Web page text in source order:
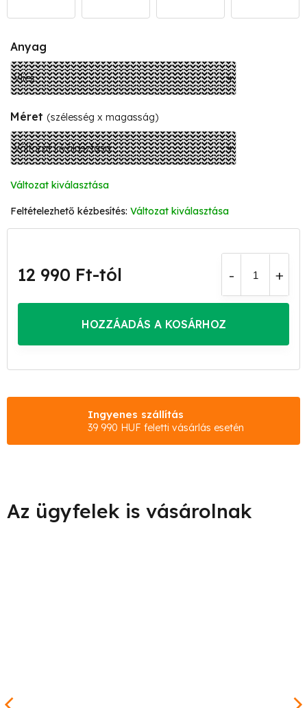
Anyag
Méret (szélesség x magasság)
Változat kiválasztása
Változat kiválasztása
12 990 Ft-tól
HOZZÁADÁS A KOSÁRHOZ
Ingyenes szállítás
39 990 HUF feletti vásárlás esetén